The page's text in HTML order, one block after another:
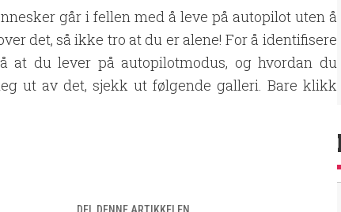
går i fellen med å leve på autopilot uten å
det, så ikke tro at du er alene! For å identifisere
at du lever på autopilotmodus, og hvordan du
ut av det, sjekk ut følgende galleri. Bare klikk